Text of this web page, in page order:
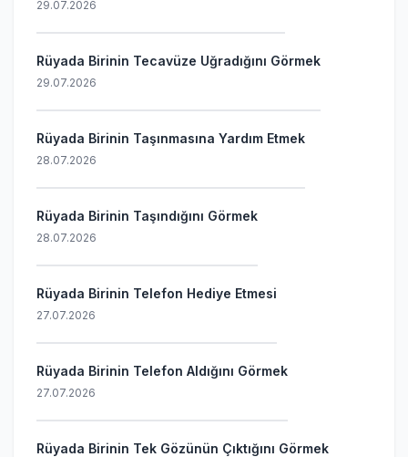
29.07.2026
Rüyada Birinin Tecavüze Uğradığını Görmek
29.07.2026
Rüyada Birinin Taşınmasına Yardım Etmek
28.07.2026
Rüyada Birinin Taşındığını Görmek
28.07.2026
Rüyada Birinin Telefon Hediye Etmesi
27.07.2026
Rüyada Birinin Telefon Aldığını Görmek
27.07.2026
Rüyada Birinin Tek Gözünün Çıktığını Görmek